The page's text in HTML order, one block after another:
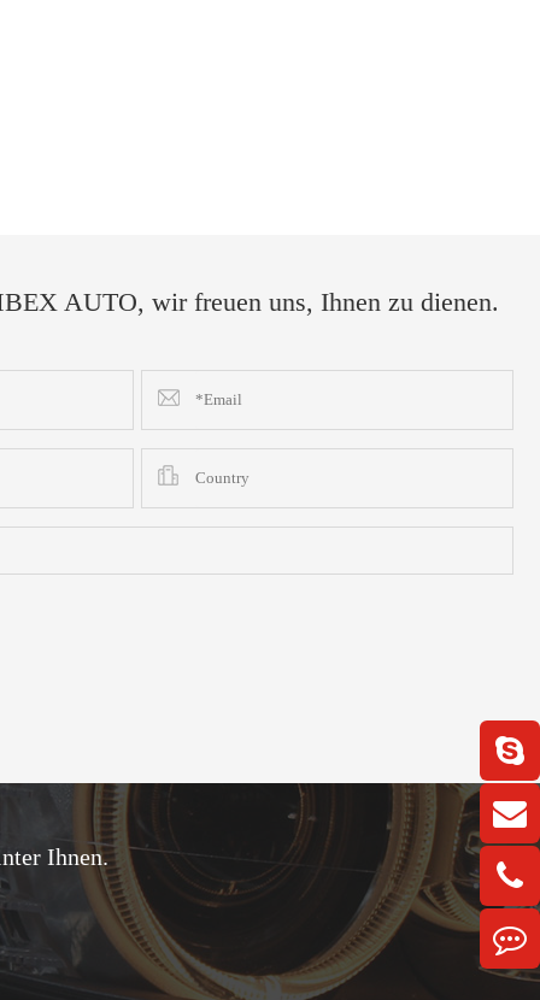
AUTO, wir freuen uns, Ihnen zu dienen.
Ihnen.